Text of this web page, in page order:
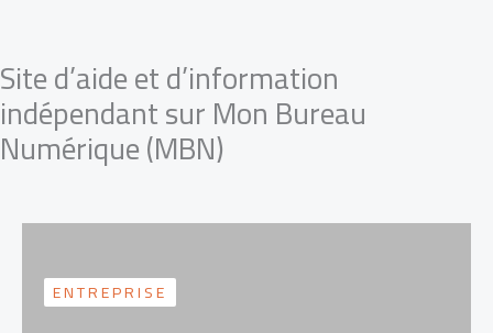
Aller
au
contenu
Site d’aide et d’information
indépendant sur Mon Bureau
Numérique (MBN)
ENTREPRISE